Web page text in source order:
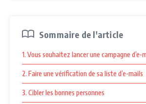
Sommaire de l'article
1. Vous souhaitez lancer une campagne
2. Faire une vérification de sa liste d’e-mails
3. Cibler les bonnes personnes